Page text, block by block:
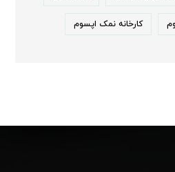
کارخانه نمک اپسوم